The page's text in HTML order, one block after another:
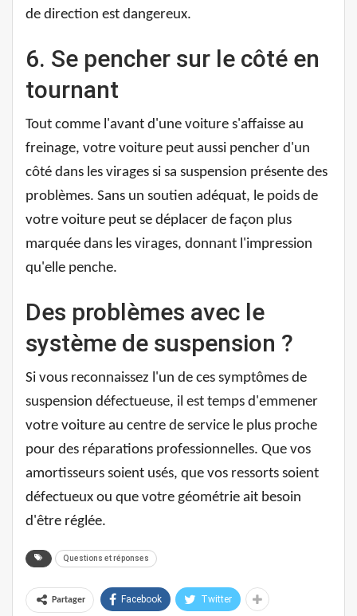
de direction est dangereux.
6. Se pencher sur le côté en
tournant
Tout comme l'avant d'une voiture s'affaisse au
freinage, votre voiture peut aussi pencher d'un
côté dans les virages si sa suspension présente des
problèmes. Sans un soutien adéquat, le poids de
votre voiture peut se déplacer de façon plus
marquée dans les virages, donnant l'impression
qu'elle penche.
Des problèmes avec le
système de suspension ?
Si vous reconnaissez l'un de ces symptômes de
suspension défectueuse, il est temps d'emmener
votre voiture au centre de service le plus proche
pour des réparations professionnelles. Que vos
amortisseurs soient usés, que vos ressorts soient
défectueux ou que votre géométrie ait besoin
d'être réglée.
Questions et réponses
Partager Facebook Twitter